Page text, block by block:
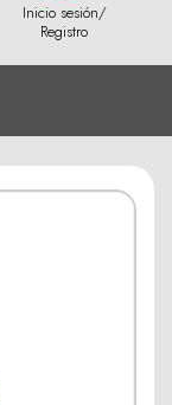
Inicio sesión/
Registro